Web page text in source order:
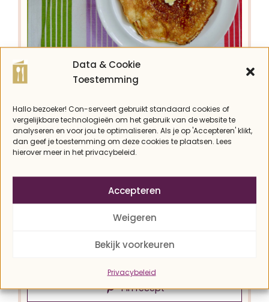
Data & Cookie
Toestemming
Hallo bezoeker! Con-serveert gebruikt standaard cookies of
vergelijkbare technologieën om het gebruik van de website te
analyseren en voor jou te optimaliseren. Als je op 'Accepteren' klikt,
dan geef je toestemming om deze cookies te plaatsen. Lees
hierover meer in het privacybeleid.
Accepteren
Weigeren
Bekijk voorkeuren
Privacybeleid
Keto mascarpone
pannenkoeken
Con
wereld geef ik je mascarpone
pannenkoeken. Ze bevatten bijna geen
koolhydraten, en zijn dus geschikt voor een
ketogeen dieet. En ze zijn lekker!!
Recept afdrukken
Pin recept